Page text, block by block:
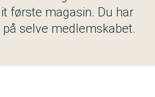
første magasin. Du har
selve medlemskabet.